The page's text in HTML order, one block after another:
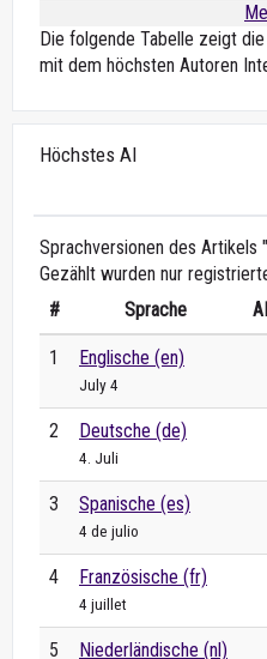
Die folgende Tabelle zeigt
mit dem höchsten Autoren
Höchstes AI
Sprachversionen des Artikels "
Gezählt wurden nur
#
Sprache
1 Englische (en)
July 4
2 Deutsche (de)
4. Juli
3 Spanische (es)
4 de julio
4 Französische (fr)
4 juillet
5 Niederländische (nl)